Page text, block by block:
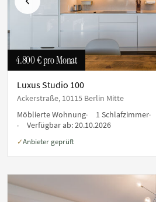
Vorherige
4.800 €pro Monat
Luxus Studio 100
Ackerstraße, 10115 Berlin Mitte
Möblierte Wohnung
1 Schlafzimmer
Verfügbar ab:20.10.2026
✓Anbieter geprüft